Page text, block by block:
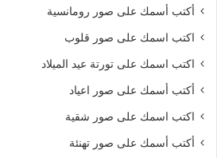
أكتب أسمك على صور رومانسية
اكتب اسمك على صور قلوب
اكتب اسمك على تورتة عيد الميلاد
أكتب أسمك على صور اعياد
اكتب اسمك على صور شقية
أكتب أسمك على صور تهنئة